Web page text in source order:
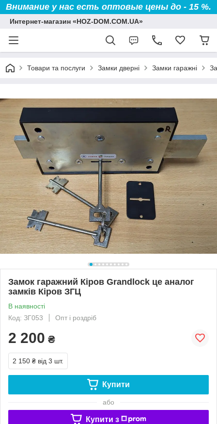
Внимание у нас есть оптовые цены до - 15 %.
Интернет-магазин «HOZ-DOM.COM.UA»
Товари та послуги Замки дверні Замки гаражні
Замок гаражний Кіров Grandlock це аналог
замків Кіров ЗГЦ
В наявності
Код: ЗГ053
Опт і роздріб
2 200 ₴
2 150 ₴ від 3 шт.
Купити
або
Купити з